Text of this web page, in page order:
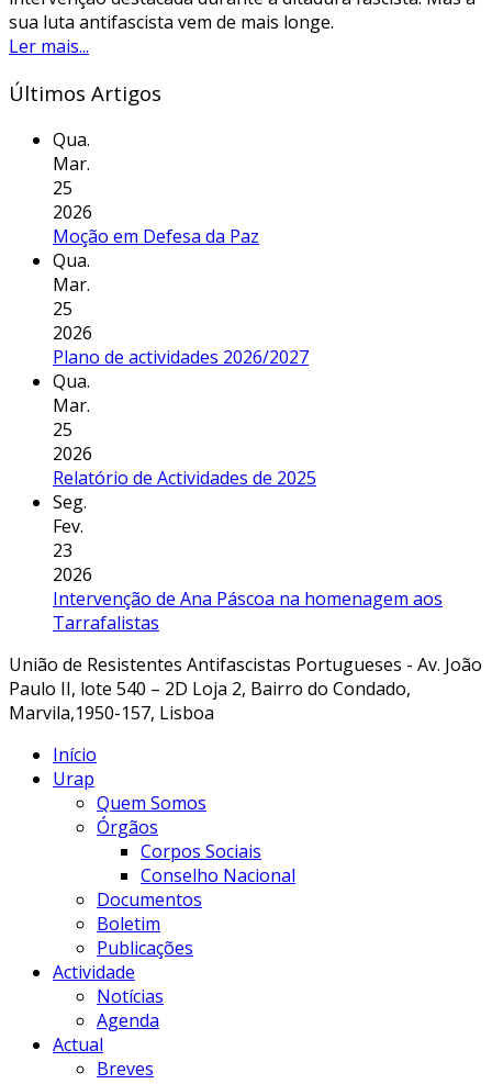
sua luta antifascista vem de mais longe.
Ler mais...
Últimos Artigos
Qua.
Mar.
25
2026
Moção em Defesa da Paz
Qua.
Mar.
25
2026
Plano de actividades 2026/2027
Qua.
Mar.
25
2026
Relatório de Actividades de 2025
Seg.
Fev.
23
2026
Intervenção de Ana Páscoa na homenagem aos
Tarrafalistas
União de Resistentes Antifascistas Portugueses - Av. João
Paulo II, lote 540 – 2D Loja 2, Bairro do Condado,
Marvila,1950-157, Lisboa
Início
Urap
Quem Somos
Órgãos
Corpos Sociais
Conselho Nacional
Documentos
Boletim
Publicações
Actividade
Notícias
Agenda
Actual
Breves